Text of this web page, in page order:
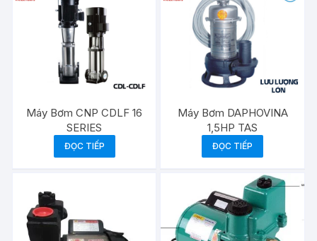
Máy Bơm CNP CDLF 16
SERIES
ĐỌC TIẾP
Máy Bơm DAPHOVINA
1,5HP TAS
ĐỌC TIẾP